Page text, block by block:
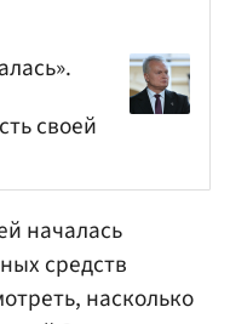
своей
началась
средств
насколько